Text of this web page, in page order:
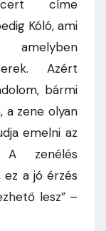
címe
Kóló, ami
Azért
bármi
a zene olyan
emelni az
A zenélés
a jó érzés
lesz” –